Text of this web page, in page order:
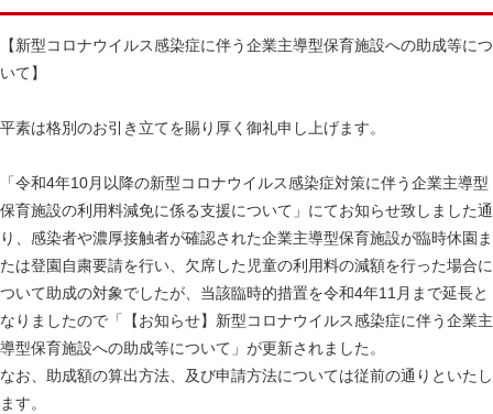
【新型コロナウイルス感染症に伴う企業主導型保育施設への助成等につ
いて】
平素は格別のお引き立てを賜り厚く御礼申し上げます。
「令和4年10月以降の新型コロナウイルス感染症対策に伴う企業主導型
保育施設の利用料減免に係る支援について」にてお知らせ致しました通
り、感染者や濃厚接触者が確認された企業主導型保育施設が臨時休園ま
たは登園自粛要請を行い、欠席した児童の利用料の減額を行った場合に
ついて助成の対象でしたが、当該臨時的措置を令和4年11月まで延長と
なりましたので「【お知らせ】新型コロナウイルス感染症に伴う企業主
導型保育施設への助成等について」が更新されました。
なお、助成額の算出方法、及び申請方法については従前の通りといたし
ます。